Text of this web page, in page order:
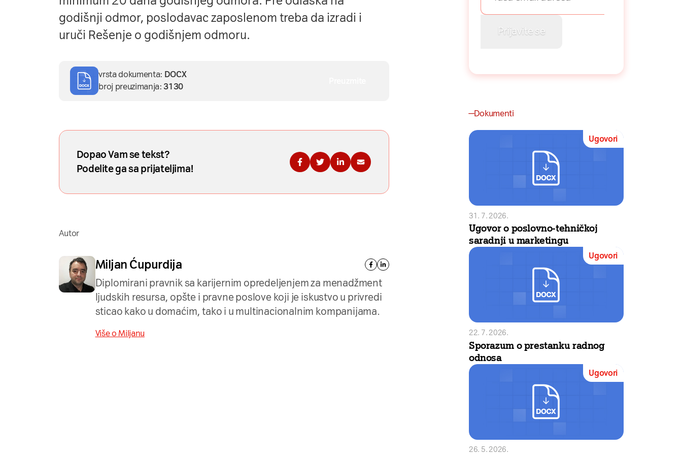
godišnji odmor, poslodavac zaposlenom treba da izradi i
uruči Rešenje o godišnjem odmoru.
vrsta dokumenta: DOCX
broj preuzimanja: 3130
Dopao Vam se tekst?
Podelite ga sa prijateljima!
Podelite na Fejsbuku
Podelite na Tviteru
Podelite na Linkdinu
Podelite na imejl
Autor
Miljan Ćupurdija
Diplomirani pravnik sa karijernim opredeljenjem za menadžment
ljudskih resursa, opšte i pravne poslove koji je iskustvo u privredi
sticao kako u domaćim, tako i u multinacionalnim kompanijama.
Više o Miljanu
Dokumenti
Ugovori
31. 7. 2026.
Ugovor o poslovno-tehničkoj
saradnji u marketingu
Ugovori
22. 7. 2026.
Sporazum o prestanku radnog
odnosa
Ugovori
26. 5. 2026.